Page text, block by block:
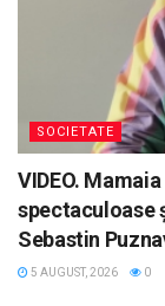
SOCIETATE
VIDEO.
spectaculoase
Sebastin
5 AUGUST, 2026 0